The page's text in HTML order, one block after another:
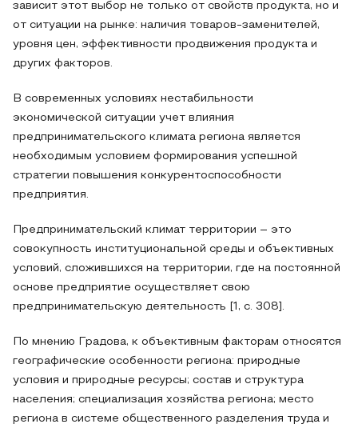
зависит этот выбор не только от свойств продукта, но и
от ситуации на рынке: наличия товаров-заменителей,
уровня цен, эффективности продвижения продукта и
других факторов.
В современных условиях нестабильности
экономической ситуации учет влияния
предпринимательского климата региона является
необходимым условием формирования успешной
стратегии повышения конкурентоспособности
предприятия.
Предпринимательский климат территории – это
совокупность институциональной среды и объективных
условий, сложившихся на территории, где на постоянной
основе предприятие осуществляет свою
предпринимательскую деятельность [1, с. 308].
По мнению Градова, к объективным факторам относятся
географические особенности региона: природные
условия и природные ресурсы; состав и структура
населения; специализация хозяйства региона; место
региона в системе общественного разделения труда и